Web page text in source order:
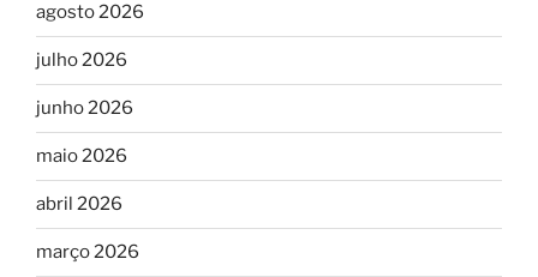
agosto 2026
julho 2026
junho 2026
maio 2026
abril 2026
março 2026